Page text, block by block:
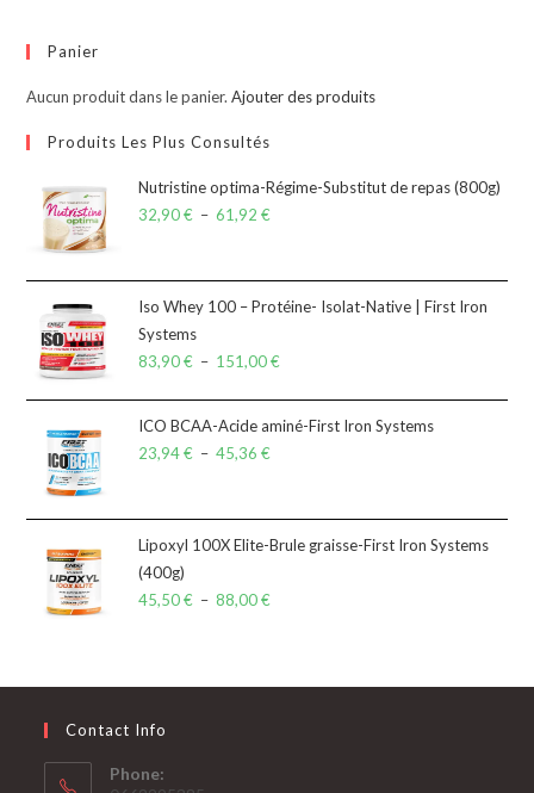
Panier
Aucun produit dans le panier.Ajouter des produits
Produits Les Plus Consultés
Nutristine optima-Régime-Substitut de repas (800g)
32,90€ – 61,92€
Iso Whey 100 – Protéine- Isolat-Native | First Iron
Systems
83,90€ – 151,00€
ICO BCAA-Acide aminé-First Iron Systems
23,94€ – 45,36€
Lipoxyl 100X Elite-Brule graisse-First Iron Systems
(400g)
45,50€ – 88,00€
Contact Info
Phone: